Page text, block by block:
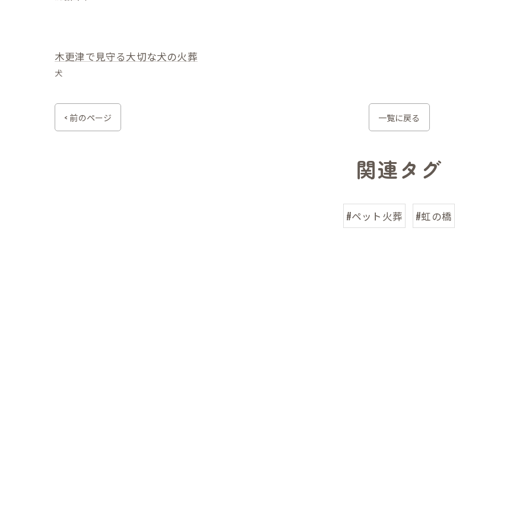
木更津で見守る大切な犬の火葬
犬
< 前のページ 一覧に戻る
関連タグ
#ペット火葬 #虹の橋